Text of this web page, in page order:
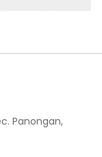
Panongan,